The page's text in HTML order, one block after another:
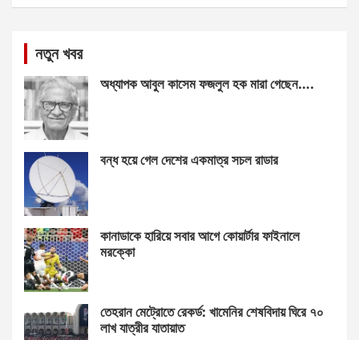
নতুন খবর
অধ্যাপক আবুল কাসেম ফজলুল হক মারা গেছেন….
বন্ধ হয়ে গেল দেশের একমাত্র সচল রাডার
কানাডাকে হারিয়ে সবার আগে কোয়ার্টার ফাইনালে
মরক্কো
তেহরান মেট্রোতে রেকর্ড: খামেনির শেষবিদায় ঘিরে ৭০
লাখ যাত্রীর যাতায়াত